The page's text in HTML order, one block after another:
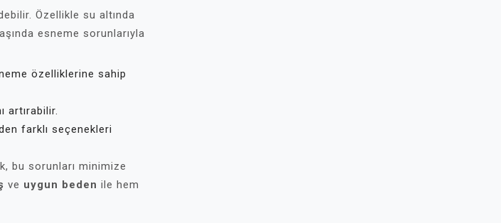
Özellikle su altında
esneme sorunlarıyla
özelliklerine sahip
artırabilir.
farklı seçenekleri
bu sorunları minimize
ve uygun beden ile hem